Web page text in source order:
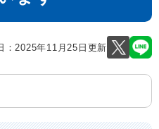
：2025年11月25日更新